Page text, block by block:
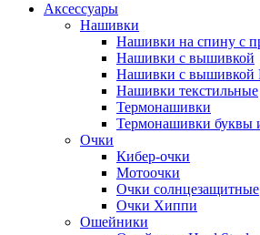
Аксессуары
Нашивки
Нашивки на спину с
Нашивки с вышивкой
Нашивки с вышивкой
Нашивки текстильные
Термонашивки
Термонашивки буквы
Очки
Кибер-очки
Мотоочки
Очки солнцезащитные
Очки Хиппи
Ошейники